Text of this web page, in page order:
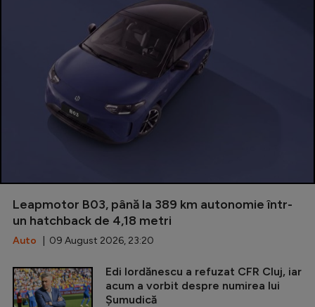
Leapmotor B03, până la 389 km autonomie într-
un hatchback de 4,18 metri
Auto | 09 August 2026, 23:20
Edi Iordănescu a refuzat CFR Cluj, iar
acum a vorbit despre numirea lui
Șumudică